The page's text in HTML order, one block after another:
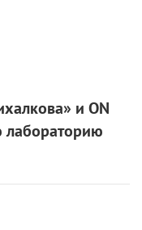
и ON
лабораторию